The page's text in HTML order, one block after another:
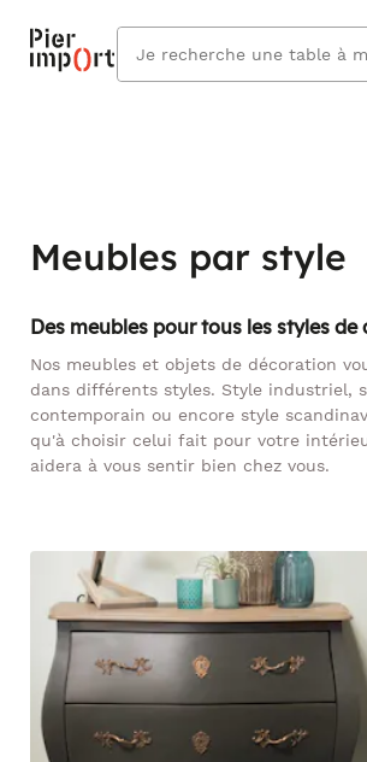
Vous êtes absent ? Pier Import s'adapte
et vous livre à votre retour.
cherchez
vous ?
Meubles par style
Des meubles pour tous les styles de
Nos meubles et objets de décoration
dans différents styles. Style industriel,
contemporain ou encore style
qu'à choisir celui fait pour votre
aidera à vous sentir bien chez vous.